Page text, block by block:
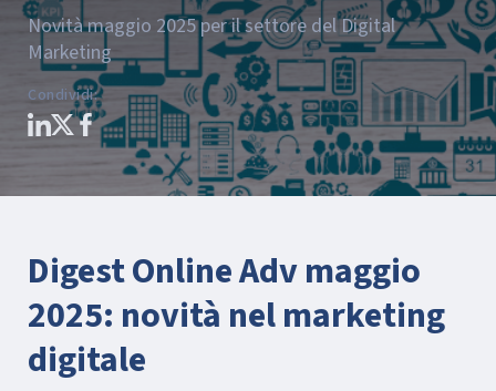
Novità maggio 2025 per il settore del Digital
Marketing
Condividi:
Digest Online Adv maggio
2025: novità nel marketing
digitale